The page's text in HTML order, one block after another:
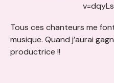
Tous ces chanteurs me
musique. Quand j’aurai
productrice !!